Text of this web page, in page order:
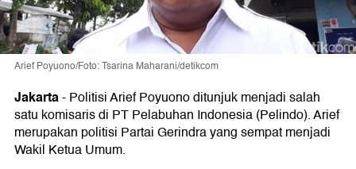
Arief Poyuono/Foto: Tsarina Maharani/detikcom
Jakarta-Politisi Arief Poyuono ditunjuk menjadi salah
satu komisaris di PT Pelabuhan Indonesia (Pelindo). Arief
merupakan politisi Partai Gerindra yang sempat menjadi
Wakil Ketua Umum.